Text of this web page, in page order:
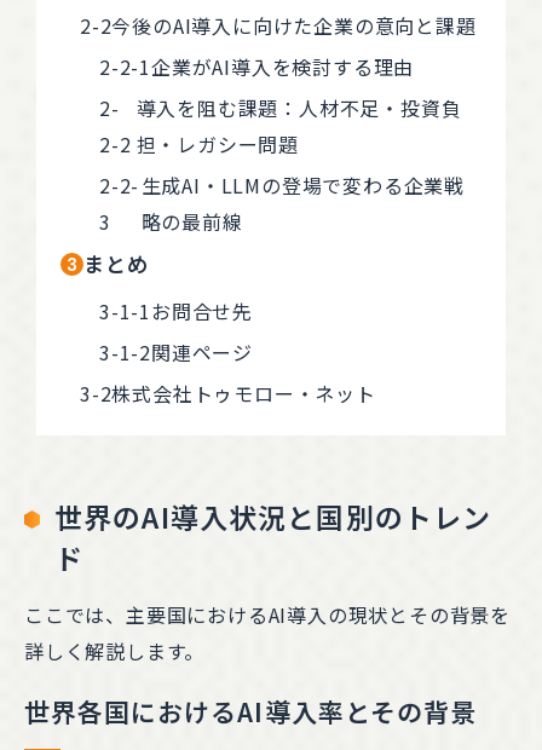
今後のAI導入に向けた企業の意向と課題
企業がAI導入を検討する理由
導入を阻む課題：人材不足・投資負
担・レガシー問題
生成AI・LLMの登場で変わる企業戦
略の最前線
まとめ
お問合せ先
関連ページ
株式会社トゥモロー・ネット
世界のAI導入状況と国別のトレン
ド
ここでは、主要国におけるAI導入の現状とその背景を
詳しく解説します。
世界各国におけるAI導入率とその背景